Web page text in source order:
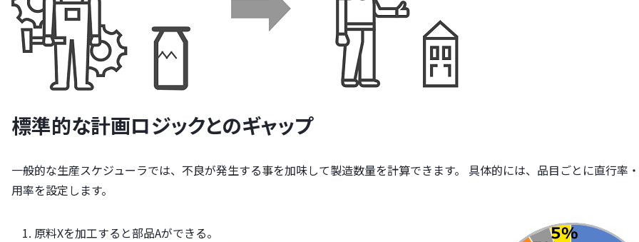
標準的な計画ロジックとのギャップ
一般的な生産スケジューラでは、不良が発生する事を加味して製造数量を計算できます。 具体的には、品目ごとに直行率
用率を設定します。
原料Xを加工すると部品Aができる。